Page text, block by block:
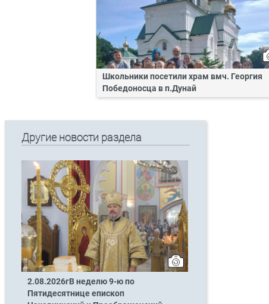
Школьники посетили храм вмч. Георгия
Победоносца в п.Дунай
Другие новости раздела
2.08.2026гВ неделю 9-ю по
Пятидесятнице епископ